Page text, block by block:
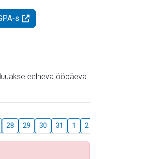
s
eelneva ööpäeva
28 29 30 31 1 2